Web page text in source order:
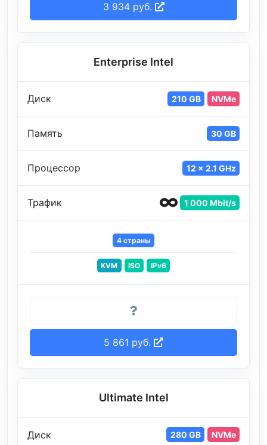
3 934 руб.
Enterprise Intel
Диск 210 GB NVMe
Память 30 GB
Процессор 12 x 2.1 GHz
Трафик 1 000 Mbit/s
4 страны
KVM ISO IPv6
5 861 руб.
Ultimate Intel
Диск 280 GB NVMe